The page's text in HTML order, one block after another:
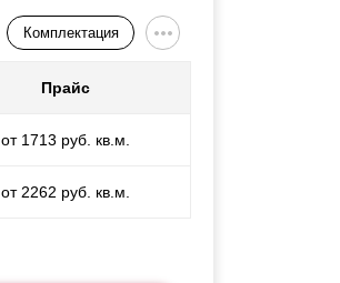
Комплектация
Прайс
от 1713 руб. кв.м.
от 2262 руб. кв.м.